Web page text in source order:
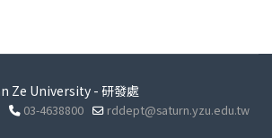
Ze University - 研發處
03-4638800 rddept@saturn.yzu.edu.tw